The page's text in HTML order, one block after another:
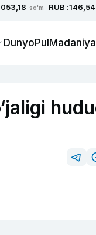
so'm RUB :146,54
DunyoPul